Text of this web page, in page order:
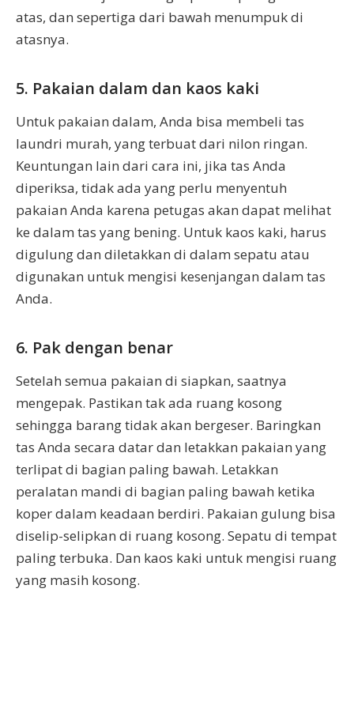
atas, dan sepertiga dari bawah menumpuk di
atasnya.
5. Pakaian dalam dan kaos kaki
Untuk pakaian dalam, Anda bisa membeli tas
laundri murah, yang terbuat dari nilon ringan.
Keuntungan lain dari cara ini, jika tas Anda
diperiksa, tidak ada yang perlu menyentuh
pakaian Anda karena petugas akan dapat melihat
ke dalam tas yang bening. Untuk kaos kaki, harus
digulung dan diletakkan di dalam sepatu atau
digunakan untuk mengisi kesenjangan dalam tas
Anda.
6. Pak dengan benar
Setelah semua pakaian di siapkan, saatnya
mengepak. Pastikan tak ada ruang kosong
sehingga barang tidak akan bergeser. Baringkan
tas Anda secara datar dan letakkan pakaian yang
terlipat di bagian paling bawah. Letakkan
peralatan mandi di bagian paling bawah ketika
koper dalam keadaan berdiri. Pakaian gulung bisa
diselip-selipkan di ruang kosong. Sepatu di tempat
paling terbuka. Dan kaos kaki untuk mengisi ruang
yang masih kosong.